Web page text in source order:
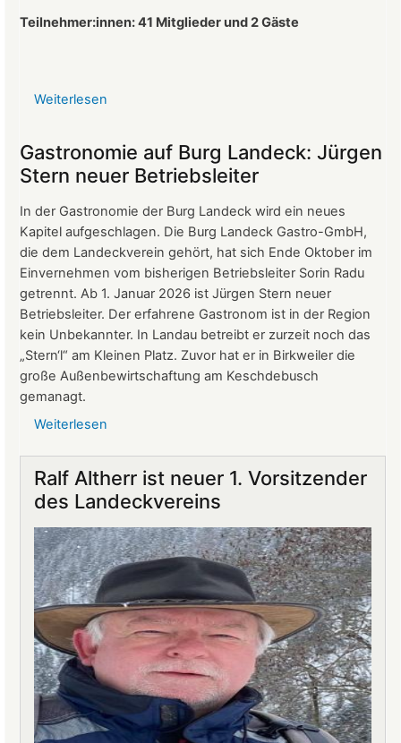
Teilnehmer:innen: 41 Mitglieder und 2 Gäste
Weiterlesen
der
Mitgliederversammlung
vom
März
2026
Gastronomie auf Burg Landeck: Jürgen
Stern neuer Betriebsleiter
In der Gastronomie der Burg Landeck wird ein neues
Kapitel aufgeschlagen. Die Burg Landeck Gastro-GmbH,
die dem Landeckverein gehört, hat sich Ende Oktober im
Einvernehmen vom bisherigen Betriebsleiter Sorin Radu
getrennt. Ab 1. Januar 2026 ist Jürgen Stern neuer
Betriebsleiter. Der erfahrene Gastronom ist in der Region
kein Unbekannter. In Landau betreibt er zurzeit noch das
„Stern‘l“ am Kleinen Platz. Zuvor hat er in Birkweiler die
große Außenbewirtschaftung am Keschdebusch
gemanagt.
Weiterlesen
Burg
Landeck:
Jürgen
Stern
neuer
Betriebsleiter
Ralf Altherr ist neuer 1. Vorsitzender
des Landeckvereins